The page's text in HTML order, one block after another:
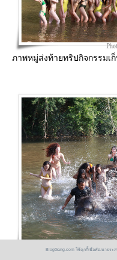
ภาพหมู่ส่งท้ายทริปกิจกรรมเ
BlogGang.com ใช้คุกกี้เพื่อพัฒนาประ